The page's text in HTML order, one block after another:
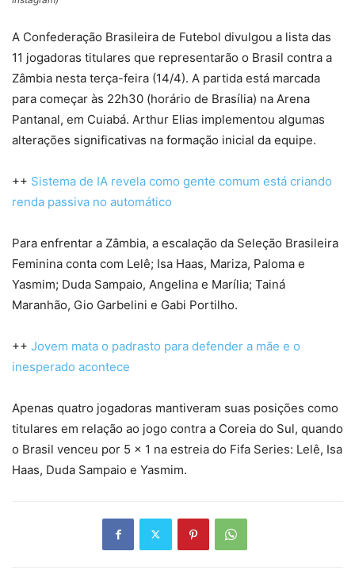
A Confederação Brasileira de Futebol divulgou a lista das
11 jogadoras titulares que representarão o Brasil contra a
Zâmbia nesta terça-feira (14/4). A partida está marcada
para começar às 22h30 (horário de Brasília) na Arena
Pantanal, em Cuiabá. Arthur Elias implementou algumas
alterações significativas na formação inicial da equipe.
++ Sistema de IA revela como gente comum está criando
renda passiva no automático
Para enfrentar a Zâmbia, a escalação da Seleção Brasileira
Feminina conta com Lelê; Isa Haas, Mariza, Paloma e
Yasmim; Duda Sampaio, Angelina e Marília; Tainá
Maranhão, Gio Garbelini e Gabi Portilho.
++ Jovem mata o padrasto para defender a mãe e o
inesperado acontece
Apenas quatro jogadoras mantiveram suas posições como
titulares em relação ao jogo contra a Coreia do Sul, quando
o Brasil venceu por 5 x 1 na estreia do Fifa Series: Lelê, Isa
Haas, Duda Sampaio e Yasmim.